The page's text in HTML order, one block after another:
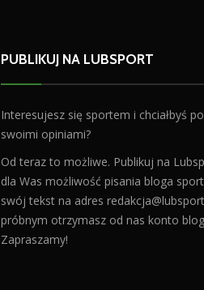
PUBLIKUJ NA LUBSPORT
Interesujesz się sportem i chciałbyś
swoimi opiniami?
Od teraz to możliwe. Publikuj na
dla Was możliwość pisania bloga
swój tekst na adres
próbnym otrzymasz od nas konto
Zapraszamy!